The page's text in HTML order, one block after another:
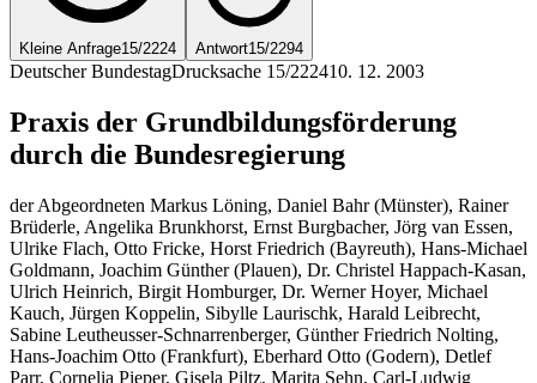
Kleine Anfrage15/2224 Antwort15/2294
Deutscher BundestagDrucksache 15/222410. 12. 2003
Praxis der Grundbildungsförderung
durch die Bundesregierung
der Abgeordneten Markus Löning, Daniel Bahr (Münster), Rainer
Brüderle, Angelika Brunkhorst, Ernst Burgbacher, Jörg van Essen,
Ulrike Flach, Otto Fricke, Horst Friedrich (Bayreuth), Hans-Michael
Goldmann, Joachim Günther (Plauen), Dr. Christel Happach-Kasan,
Ulrich Heinrich, Birgit Homburger, Dr. Werner Hoyer, Michael
Kauch, Jürgen Koppelin, Sibylle Laurischk, Harald Leibrecht,
Sabine Leutheusser-Schnarrenberger, Günther Friedrich Nolting,
Hans-Joachim Otto (Frankfurt), Eberhard Otto (Godern), Detlef
Parr, Cornelia Pieper, Gisela Piltz, Marita Sehn, Carl-Ludwig